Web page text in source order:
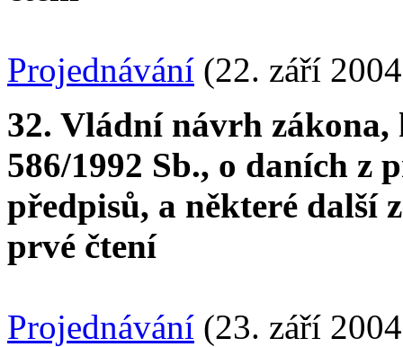
Projednávání (22. září
32. Vládní návrh zákona,
586/1992 Sb., o daních z
předpisů, a některé další
prvé čtení
Projednávání (23. září